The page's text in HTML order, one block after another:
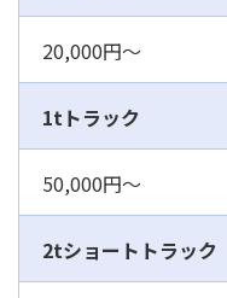
20,000円～
1tトラック
50,000円～
2tショートトラック